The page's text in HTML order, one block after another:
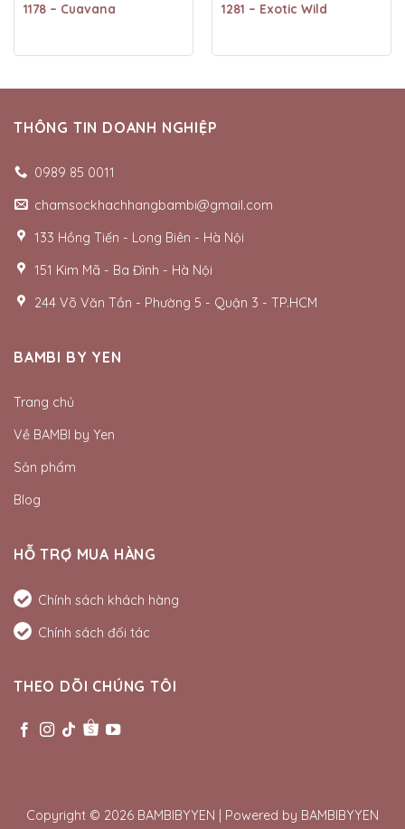
1178 – Cuavana 1281 – Exotic Wild
THÔNG TIN DOANH NGHIỆP
0989 85 0011
chamsockhachhangbambi@gmail.com
133 Hồng Tiến - Long Biên - Hà Nội
151 Kim Mã - Ba Đình - Hà Nội
244 Võ Văn Tần - Phường 5 - Quận 3 - TP.HCM
BAMBI BY YEN
Trang chủ
Về BAMBI by Yen
Sản phẩm
Blog
HỖ TRỢ MUA HÀNG
Chính sách khách hàng
Chính sách đối tác
THEO DÕI CHÚNG TÔI
Copyright © 2026 BAMBIBYYEN | Powered by BAMBIBYYEN